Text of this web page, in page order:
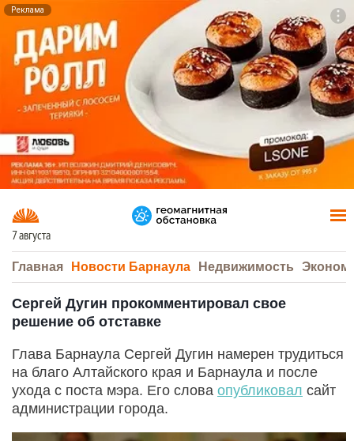
Реклама
7 августа
Главная Новости Барнаула Недвижимость
Сергей Дугин прокомментировал свое
решение об отставке
Глава Барнаула Сергей Дугин намерен трудиться
на благо Алтайского края и Барнаула и после
ухода с поста мэра. Его слова опубликовал сайт
администрации города.